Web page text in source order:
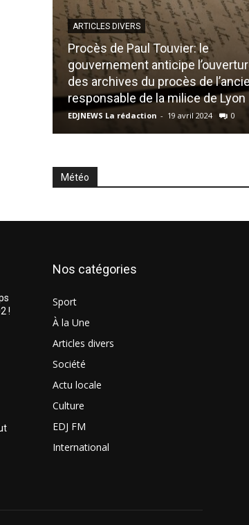
ARTICLES DIVERS
Procès de Paul Touvier: le
gouvernement anticipe
des archives du procès de
responsable de la milice de Lyon
EDJNEWS La rédaction - 19 avril 2024 0
Météo
!
Nos catégories
Sport
À la Une
Articles divers
Société
Actu locale
Culture
EDJ FM
International